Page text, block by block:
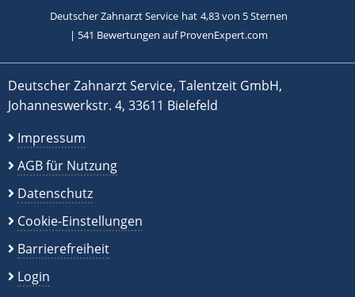
Deutscher Zahnarzt Service hat 4,83von 5Sternen
| 541 Bewertungen auf ProvenExpert.com
Deutscher Zahnarzt Service, Talentzeit GmbH,
Johanneswerkstr. 4, 33611 Bielefeld
Impressum
AGB für Nutzung
Datenschutz
Cookie-Einstellungen
Barrierefreiheit
Login